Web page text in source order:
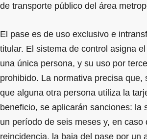
de transporte público del área
El pase es de uso exclusivo e
titular. El sistema de control asigna
una única persona, y su uso por
prohibido. La normativa precisa que,
que alguna otra persona utiliza la
beneficio, se aplicarán sanciones: la
un período de seis meses y, en caso
reincidencia, la baja del pase por un